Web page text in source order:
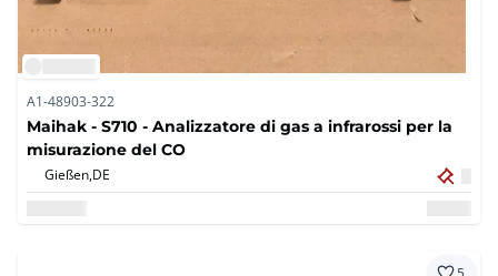
A1-48903-322
Maihak - S710 - Analizzatore di gas a infrarossi per la
misurazione del CO
Gießen,DE